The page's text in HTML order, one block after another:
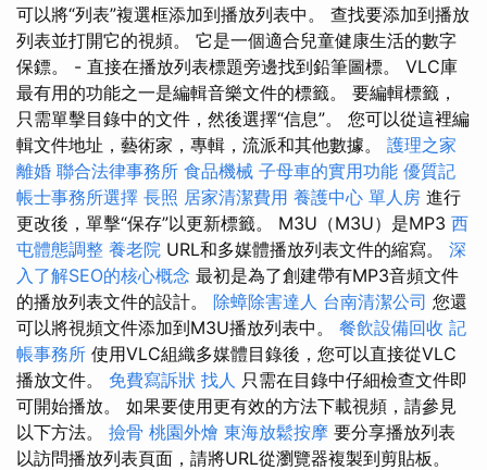
可以將“列表”複選框添加到播放列表中。 查找要添加到播放
列表並打開它的視頻。 它是一個適合兒童健康生活的數字
保鏢。 - 直接在播放列表標題旁邊找到鉛筆圖標。 VLC庫
最有用的功能之一是編輯音樂文件的標籤。 要編輯標籤，
只需單擊目錄中的文件，然後選擇“信息”。 您可以從這裡編
輯文件地址，藝術家，專輯，流派和其他數據。 護理之家
離婚 聯合法律事務所 食品機械 子母車的實用功能 優質記
帳士事務所選擇 長照 居家清潔費用 養護中心 單人房 進行
更改後，單擊“保存”以更新標籤。 M3U（M3U）是MP3 西
屯體態調整 養老院 URL和多媒體播放列表文件的縮寫。 深
入了解SEO的核心概念 最初是為了創建帶有MP3音頻文件
的播放列表文件的設計。 除蟑除害達人 台南清潔公司 您還
可以將視頻文件添加到M3U播放列表中。 餐飲設備回收 記
帳事務所 使用VLC組織多媒體目錄後，您可以直接從VLC
播放文件。 免費寫訴狀 找人 只需在目錄中仔細檢查文件即
可開始播放。 如果要使用更有效的方法下載視頻，請參見
以下方法。 撿骨 桃園外燴 東海放鬆按摩 要分享播放列表
以訪問播放列表頁面，請將URL從瀏覽器複製到剪貼板。